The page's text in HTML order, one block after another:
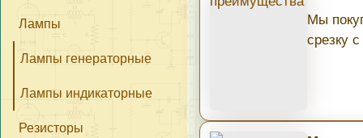
Мы
срезку
Лампы
Лампы генераторные
Лампы индикаторные
Резисторы